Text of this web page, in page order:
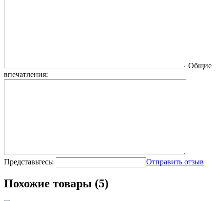
Общие
впечатления:
Представьтесь: Отправить отзыв
Похожие товары (5)